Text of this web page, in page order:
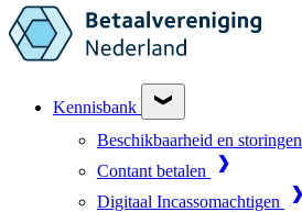
Kennisbank
Beschikbaarheid en storingen
Contant betalen
Digitaal Incassomachtigen